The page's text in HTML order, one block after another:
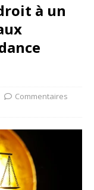
à un
Commentaires